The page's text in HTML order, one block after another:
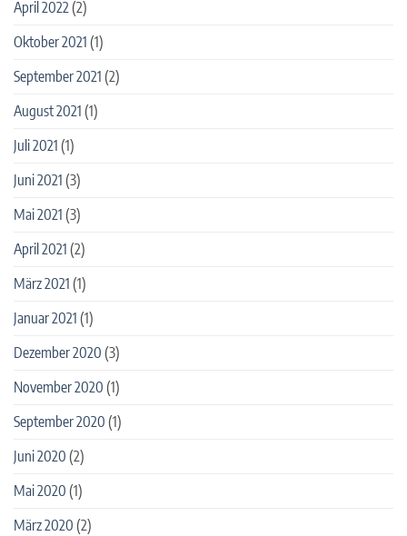
April 2022(2)
Oktober 2021 (1)
September 2021 (2)
August 2021 (1)
Juli 2021 (1)
Juni 2021 (3)
Mai 2021 (3)
April 2021 (2)
März 2021 (1)
Januar 2021 (1)
Dezember 2020 (3)
November 2020 (1)
September 2020 (1)
Juni 2020 (2)
Mai 2020 (1)
März 2020 (2)